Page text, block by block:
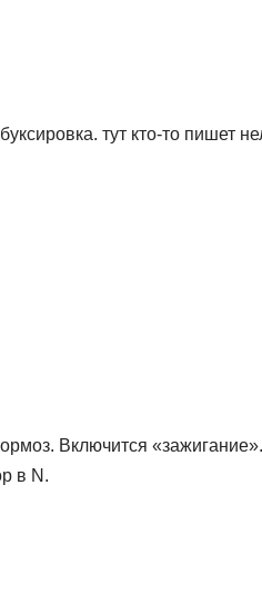
тут кто-то пишет
Включится «зажигание».
в N.